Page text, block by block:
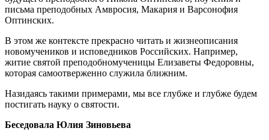
письма преподобных Амвросия, Макария и Варсонофия
Оптинских.
В этом же контексте прекрасно читать и жизнеописания
новомучеников и исповедников Российских. Например,
житие святой преподобномученицы Елизаветы Федоровны,
которая самоотверженно служила ближним.
Назидаясь такими примерами, мы все глубже и глубже будем
постигать науку о святости.
Беседовала Юлия Зиновьева